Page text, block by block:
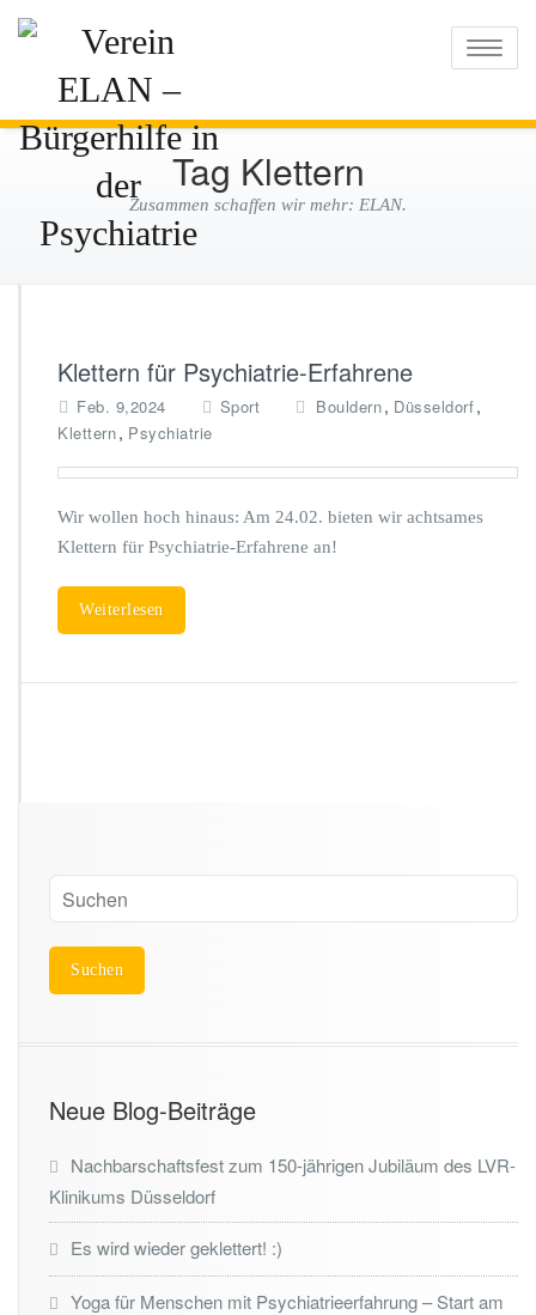
Psychiatrie
Toggle
Tag Klettern
Zusammen schaffen wir mehr: ELAN.
Klettern für Psychiatrie-Erfahrene
Feb. 9,2024 Sport Bouldern, Düsseldorf,
Klettern, Psychiatrie
Wir wollen hoch hinaus: Am 24.02. bieten wir achtsames
Klettern für Psychiatrie-Erfahrene an!
Weiterlesen
Neue Blog-Beiträge
Nachbarschaftsfest zum 150-jährigen Jubiläum des LVR-
Klinikums Düsseldorf
Es wird wieder geklettert! :)
Yoga für Menschen mit Psychiatrieerfahrung – Start am